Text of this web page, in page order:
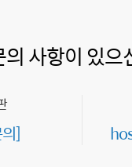
의 사항이 있으
]